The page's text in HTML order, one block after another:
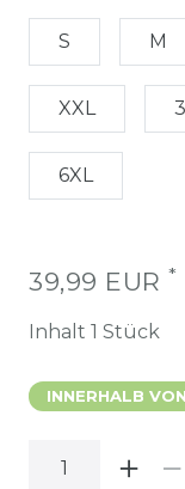
S M
XXL
6XL
39,99 EUR *
Inhalt 1 Stück
INNERHALB